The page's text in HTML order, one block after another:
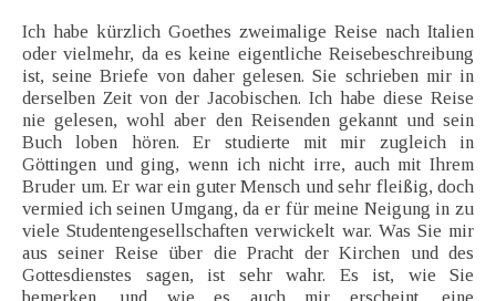
Ich habe kürzlich Goethes zweimalige Reise nach Italien
oder vielmehr, da es keine eigentliche Reisebeschreibung
ist, seine Briefe von daher gelesen. Sie schrieben mir in
derselben Zeit von der Jacobischen. Ich habe diese Reise
nie gelesen, wohl aber den Reisenden gekannt und sein
Buch loben hören. Er studierte mit mir zugleich in
Göttingen und ging, wenn ich nicht irre, auch mit Ihrem
Bruder um. Er war ein guter Mensch und sehr fleißig, doch
vermied ich seinen Umgang, da er für meine Neigung in zu
viele Studentengesellschaften verwickelt war. Was Sie mir
aus seiner Reise über die Pracht der Kirchen und des
Gottesdienstes sagen, ist sehr wahr. Es ist, wie Sie